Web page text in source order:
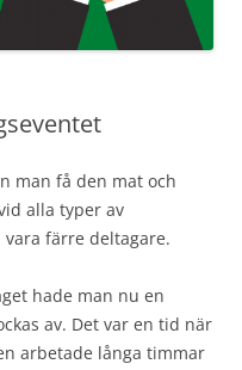
man få den mat och
alla typer av
färre deltagare.
hade man nu en
av. Det var en tid när
arbetade långa timmar